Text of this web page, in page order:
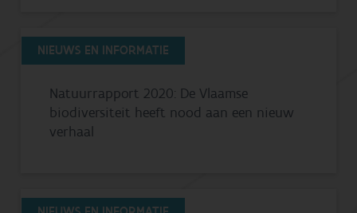
NIEUWS EN INFORMATIE
Natuurrapport 2020: De Vlaamse
biodiversiteit heeft nood aan een nieuw
verhaal